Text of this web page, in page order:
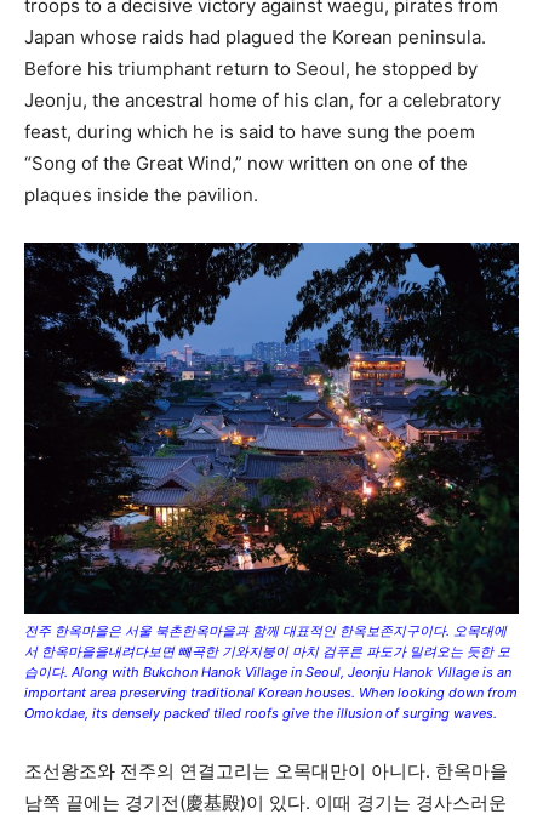
troops to a decisive victory against waegu, pirates from
Japan whose raids had plagued the Korean peninsula.
Before his triumphant return to Seoul, he stopped by
Jeonju, the ancestral home of his clan, for a celebratory
feast, during which he is said to have sung the poem
“Song of the Great Wind,” now written on one of the
plaques inside the pavilion.
전주 한옥마을은 서울 북촌한옥마을과 함께 대표적인 한옥보존지구이다. 오목대에
서 한옥마을을내려다보면 빼곡한 기와지붕이 마치 검푸른 파도가 밀려오는 듯한 모
습이다. Along with Bukchon Hanok Village in Seoul, Jeonju Hanok Village is an
important area preserving traditional Korean houses. When looking down from
Omokdae, its densely packed tiled roofs give the illusion of surging waves.
조선왕조와 전주의 연결고리는 오목대만이 아니다. 한옥마을
남쪽 끝에는 경기전(慶基殿)이 있다. 이때 경기는 경사스러운